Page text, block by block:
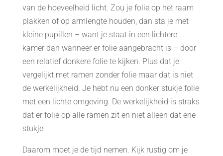
van de hoeveelheid licht. Zou je folie op het raam
plakken of op armlengte houden, dan sta je met
kleine pupillen – want je staat in een lichtere
kamer dan wanneer er folie aangebracht is – door
een relatief donkere folie te kijken. Plus dat je
vergelijkt met ramen zonder folie maar dat is niet
de werkelijkheid. Je hebt nu een donker stukje folie
met een lichte omgeving. De werkelijkheid is straks
dat er folie op alle ramen zit en niet alleen dat ene
stukje
Daarom moet je de tijd nemen. Kijk rustig om je